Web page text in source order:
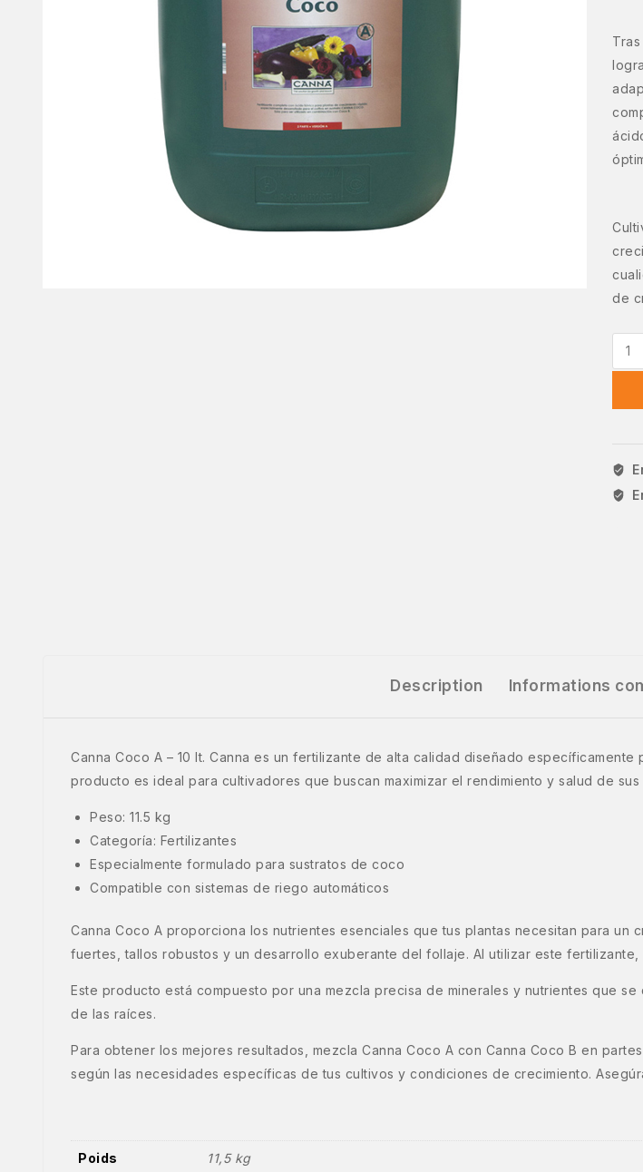
de
Description Informations
Canna Coco A – 10 lt. Canna es un fertilizante de alta calidad diseñado
producto es ideal para cultivadores que buscan maximizar el rendimiento y salud de
Peso: 11.5 kg
Categoría: Fertilizantes
Especialmente formulado para sustratos de coco
Compatible con sistemas de riego automáticos
Canna Coco A proporciona los nutrientes esenciales que tus plantas necesitan para
fuertes, tallos robustos y un desarrollo exuberante del follaje. Al utilizar este
Este producto está compuesto por una mezcla precisa de minerales y nutrientes que
de las raíces.
Para obtener los mejores resultados, mezcla Canna Coco A con Canna Coco B en
según las necesidades específicas de tus cultivos y condiciones de crecimiento.
Poids 11,5 kg